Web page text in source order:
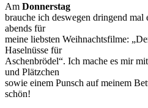
Am Donnerstag
brauche ich deswegen dringend mal
abends für
meine liebsten Weihnachtsfilme:
Haselnüsse für
Aschenbrödel“. Ich mache es mir
und Plätzchen
sowie einem Punsch auf meinem
schön!